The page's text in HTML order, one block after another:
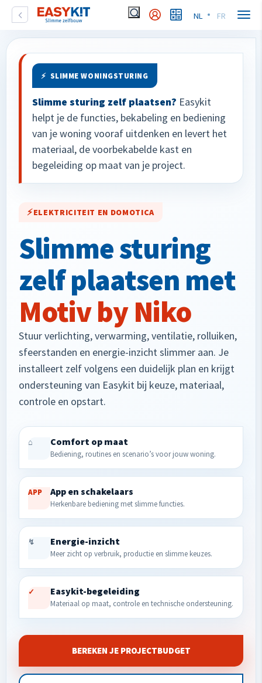
NL FR
SLIMME WONINGSTURING
Slimme sturing zelf plaatsen? Easykit
helpt je de functies, bekabeling en bediening
van je woning vooraf uitdenken en levert het
materiaal, de voorbekabelde kast en
begeleiding op maat van je project.
ELEKTRICITEIT EN DOMOTICA
Slimme sturing
zelf plaatsen met
Motiv by Niko
Stuur verlichting, verwarming, ventilatie, rolluiken,
sfeerstanden en energie-inzicht slimmer aan. Je
installeert zelf volgens een duidelijk plan en krijgt
ondersteuning van Easykit bij keuze, materiaal,
controle en opstart.
⌂ Comfort op maat
Bediening, routines en scenario’s voor jouw woning.
APP App en schakelaars
Herkenbare bediening met slimme functies.
↯ Energie-inzicht
Meer zicht op verbruik, productie en slimme keuzes.
✓ Easykit-begeleiding
Materiaal op maat, controle en technische ondersteuning.
BEREKEN JE PROJECTBUDGET